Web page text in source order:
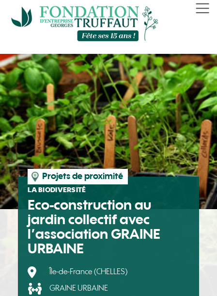
Projets de proximité
LA BIODIVERSITÉ
Eco-construction au
jardin collectif avec
l’association GRAINE
URBAINE
Île-de-France (CHELLES)
GRAINE URBAINE
Panneau de gestion des cookies